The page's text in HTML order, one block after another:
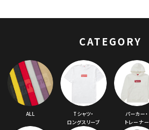
CATEGORY
ALL
Tシャツ・
ロングスリーブ
パーカー・
トレーナー